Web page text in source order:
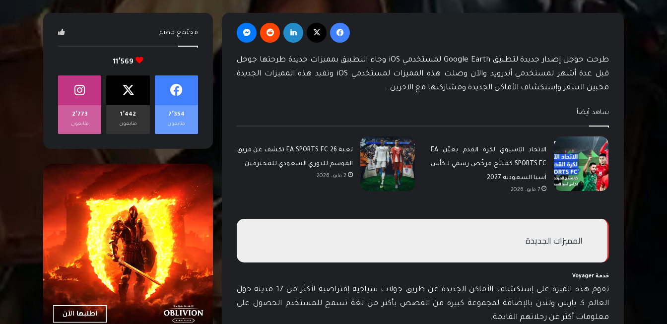
طرحت جوجل إصدار جديدة لتطبيق Google Earth لمستخدمي iOS وجاء التطبيق بمميزات جديدة طرحتها جوجل
قبل عدة أشهر لمستخدمي أندرويد والآن وصلت هذه المميزات لمستخدمي iOS وتفيد هذه المميزات الجديدة
محبين السفر وإستكشاف الأماكن الجديدة ومشاركتها مع الآخرين.
شاهد أيضاً
الاتحاد الآسيوي لكرة القدم يعيّن EA
SPORTS FC كمنتج مرخّص رسمي لـ كأس
آسيا السعودية 2027
7 مايو، 2026
لعبة EA SPORTS FC 26 تكشف عن فريق
الموسم للدوري السعودي للمحترفين
2 مايو، 2026
المميزات الجديدة
خدمة Voyager
تقوم هذه الميزه على إستكشاف الأماكن الجديدة عن طريق جولات سياحية إفتراضية لأكثر من 17 مدينة حول
العالم كـ بارس ولندن بالإضافة لمجموعة كبيرة من القصص بأكثر من لغة تسمح للمستخدم الحصول على
معلومات أكثر عن رحلاتهم القادمة.
مجتمع مهتم
11٬569
7٬354
متابعون
1٬442
متابعون
2٬773
متابعون